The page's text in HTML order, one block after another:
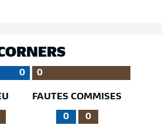
0 0
FAUTES COMMISES
0 0